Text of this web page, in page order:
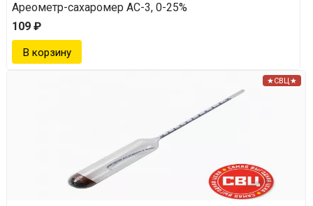
Ареометр-сахаромер АС-3, 0-25%
109 ₽
★СВЦ★